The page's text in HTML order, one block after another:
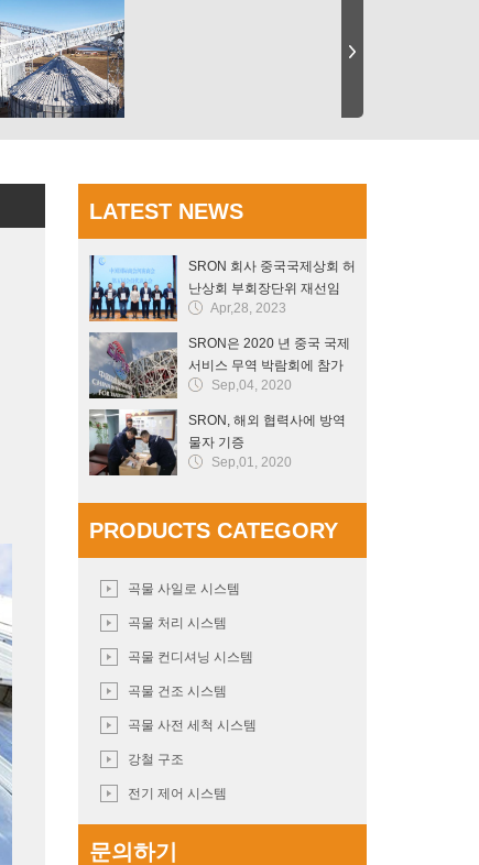
LATEST NEWS
SRON 회사 중국국제상회 허
난상회 부회장단위 재선임
Apr,28, 2023
SRON은 2020 년 중국 국제
서비스 무역 박람회에 참가
했습니다.
Sep,04, 2020
SRON, 해외 협력사에 방역
물자 기증
Sep,01, 2020
PRODUCTS CATEGORY
곡물 사일로 시스템
곡물 처리 시스템
곡물 컨디셔닝 시스템
곡물 건조 시스템
곡물 사전 세척 시스템
강철 구조
전기 제어 시스템
문의하기